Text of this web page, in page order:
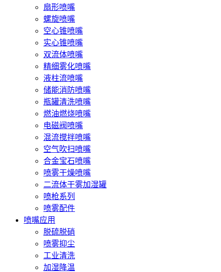
扇形喷嘴
螺旋喷嘴
空心锥喷嘴
实心锥喷嘴
双流体喷嘴
精细雾化喷嘴
液柱流喷嘴
储能消防喷嘴
瓶罐清洗喷嘴
燃油燃烧喷嘴
电磁阀喷嘴
混流搅拌喷嘴
空气吹扫喷嘴
合金宝石喷嘴
喷雾干燥喷嘴
二流体干雾加湿罐
喷枪系列
喷雾配件
喷嘴应用
脱硫脱硝
喷雾抑尘
工业清洗
加湿降温